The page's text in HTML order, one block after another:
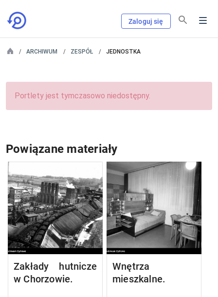
Zaloguj się
ARCHIWUM ZESPÓŁ JEDNOSTKA
Portlety jest tymczasowo niedostępny.
Powiązane materiały
Zakłady hutnicze
w Chorzowie.
Wnętrza
mieszkalne.